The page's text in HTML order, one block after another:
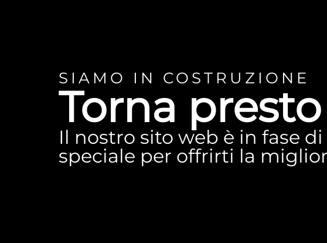
SIAMO IN COSTRUZIONE
Torna presto
Il nostro sito web è in fase
speciale per offrirti la